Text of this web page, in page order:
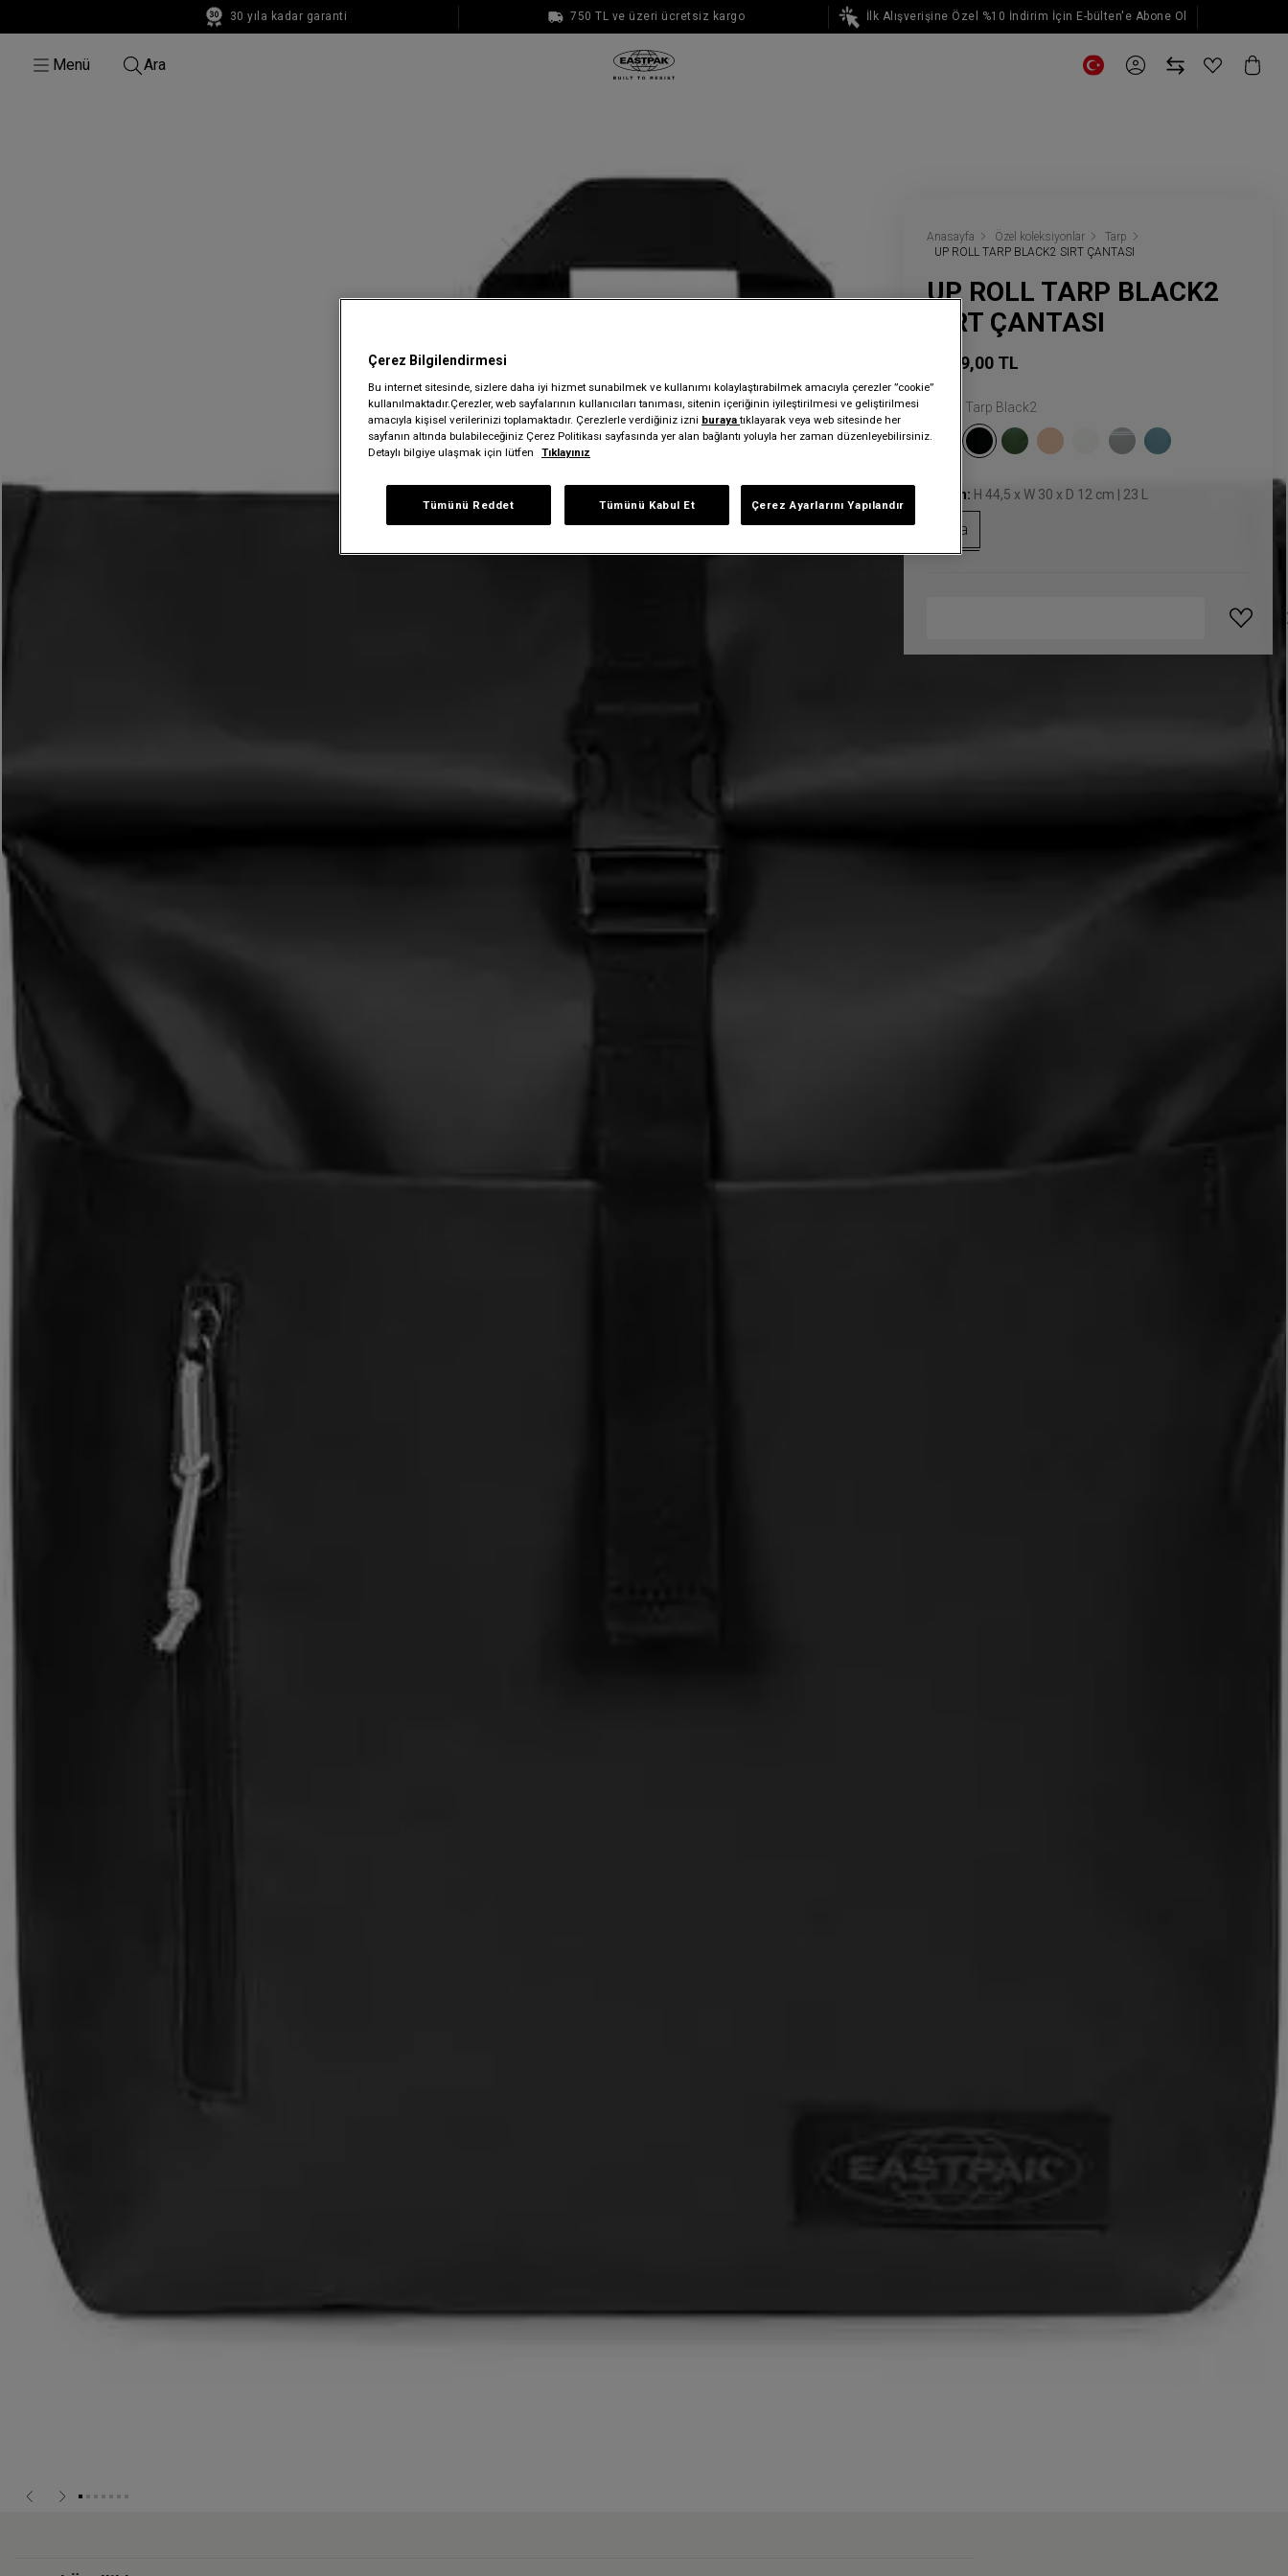
30 yıla kadar garanti 750 TL ve üzeri ücretsiz kargo İlk Alışverişine Özel %10 İndirim İçin E-bülten'e Abone Ol
1000 TL ve üzeri ücretsiz kargo E-posta güncellemeleri için kaydol
Menü Ara
Anasayfa Özel koleksiyonlar
Tarp
UP ROLL TARP BLACK2 SIRT ÇANTASI
UP ROLL TARP BLACK2
SIRT ÇANTASI
4.499,00 TL
Tarp Black2
Beden: H 44,5 x W 30 x D 12 cm | 23 L
Orta
Çerez Bilgilendirmesi
Bu internet sitesinde, sizlere daha iyi hizmet sunabilmek ve kullanımı kolaylaştırabilmek amacıyla çerezler ”cookie”
kullanılmaktadır.Çerezler, web sayfalarının kullanıcıları tanıması, sitenin içeriğinin iyileştirilmesi ve geliştirilmesi
amacıyla kişisel verilerinizi toplamaktadır. Çerezlerle verdiğiniz izni burayatıklayarak veya web sitesinde her
sayfanın altında bulabileceğiniz Çerez Politikası sayfasında yer alan bağlantı yoluyla her zaman düzenleyebilirsiniz.
Detaylı bilgiye ulaşmak için lütfen
Tıklayınız
Çerez Ayarlarını Yapılandır
Tümünü Reddet Tümünü Kabul Et